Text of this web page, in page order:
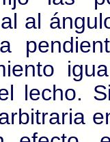
al
lecho.